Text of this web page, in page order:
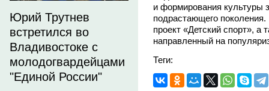
Юрий Трутнев
встретился во
Владивостоке с
молодогвардейцами
"Единой России"
и формирования культуры
подрастающего поколения.
проект «Детский спорт», а
направленный на
Теги: